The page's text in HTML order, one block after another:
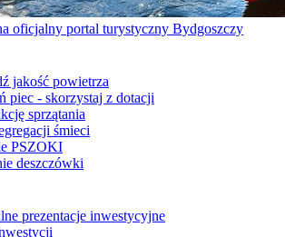
oficjalny portal turystyczny Bydgoszczy
jakość powietrza
piec - skorzystaj z dotacji
sprzątania
śmieci
PSZOKI
deszczówki
prezentacje inwestycyjne